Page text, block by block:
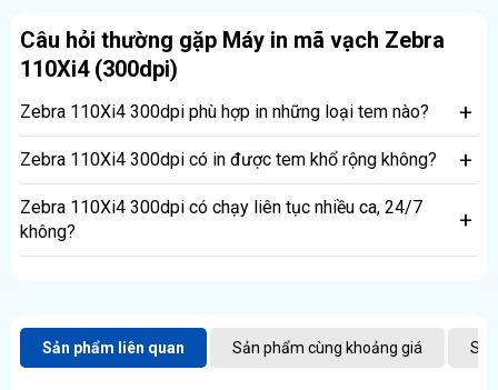
lâu dài và đáng tin cậy.
Câu hỏi thường gặp Máy in mã vạch Zebra
110Xi4 (300dpi)
Zebra 110Xi4 300dpi phù hợp in những loại tem nào?
Người dùng hỏi khi cần in tem khổ lớn nhưng vẫn yêu cầu
Tem thùng xuất khẩu
Tem pallet
Zebra 110Xi4 300dpi có in được tem khổ rộng không?
Có, máy hỗ trợ khổ in lớn (lên tới 4 inch) và cuộn tem
công nghiệp, rất lý tưởng cho kho và nhà máy.
Zebra 110Xi4 300dpi có chạy liên tục nhiều ca, 24/7
không?
Sản phẩm liên quan Sản phẩm cùng khoảng giá